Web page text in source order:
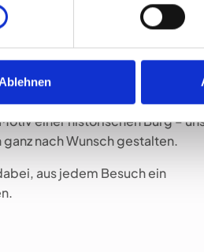
Ablehnen
ihre Besucher – und in ganz
Personalisierung
einer
einer historischen Burg –
nach Wunsch gestalten.
aus jedem Besuch ein